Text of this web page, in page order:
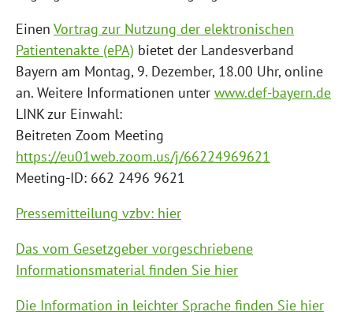
Einen Vortrag zur Nutzung der elektronischen
Patientenakte (ePA) bietet der Landesverband
Bayern am Montag, 9. Dezember, 18.00 Uhr, online
an. Weitere Informationen unter www.def-bayern.de
LINK zur Einwahl:
Beitreten Zoom Meeting
https://eu01web.zoom.us/j/66224969621
Meeting-ID: 662 2496 9621
Pressemitteilung vzbv: hier
Das vom Gesetzgeber vorgeschriebene
Informationsmaterial finden Sie hier
Die Information in leichter Sprache finden Sie hier